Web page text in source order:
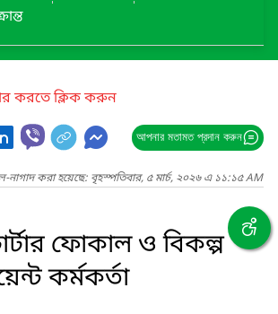
করতে ক্লিক করুন
আপনার মতামত প্রদান করুন
নাগাদ করা হয়েছে: বৃহস্পতিবার, ৫ মার্চ, ২০২৬ এ ১১:১৫ AM
ফোকাল ও বিকল্প
কর্মকর্তা